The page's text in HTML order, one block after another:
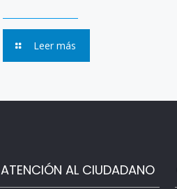
Leer más
ATENCIÓN AL CIUDADANO